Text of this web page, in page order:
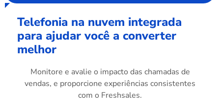
Telefonia na nuvem integrada
para ajudar você a converter
melhor
Monitore e avalie o impacto das chamadas de
vendas, e proporcione experiências consistentes
com o Freshsales.